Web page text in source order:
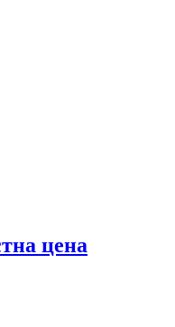
цена